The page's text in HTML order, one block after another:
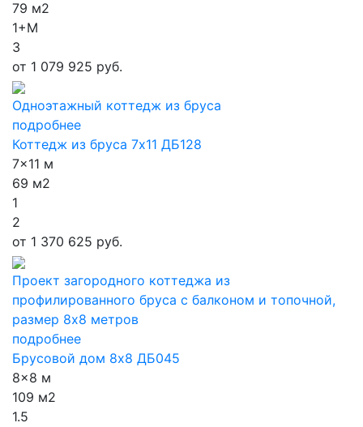
79 м2
1+М
3
от 1 079 925 руб.
Одноэтажный коттедж из бруса
подробнее
Коттедж из бруса 7х11 ДБ128
7x11 м
69 м2
1
2
от 1 370 625 руб.
Проект загородного коттеджа из
профилированного бруса с балконом и топочной,
размер 8х8 метров
подробнее
Брусовой дом 8х8 ДБ045
8x8 м
109 м2
1.5